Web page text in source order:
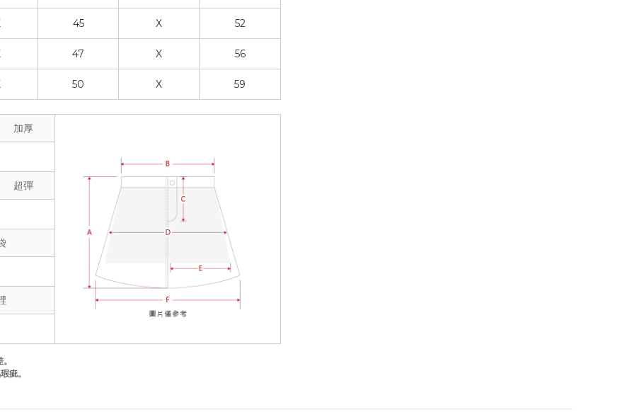
45 X 52
47 X 56
50 X 59
加厚
超彈
疵。